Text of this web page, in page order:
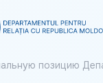
позицию